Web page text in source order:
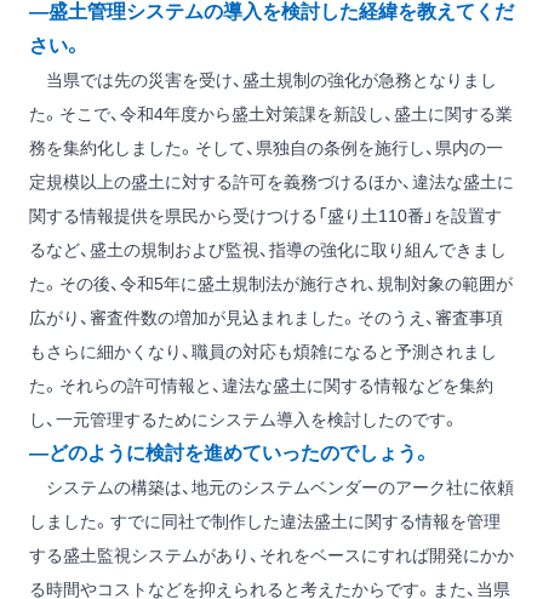
―盛土管理システムの導入を検討した経緯を教えてくだ
さい。
当県では先の災害を受け、盛土規制の強化が急務となりまし
た。そこで、令和4年度から盛土対策課を新設し、盛土に関する業
務を集約化しました。そして、県独自の条例を施行し、県内の一
定規模以上の盛土に対する許可を義務づけるほか、違法な盛土に
関する情報提供を県民から受けつける「盛り土110番」を設置す
るなど、盛土の規制および監視、指導の強化に取り組んできまし
た。その後、令和5年に盛土規制法が施行され、規制対象の範囲が
広がり、審査件数の増加が見込まれました。そのうえ、審査事項
もさらに細かくなり、職員の対応も煩雑になると予測されまし
た。それらの許可情報と、違法な盛土に関する情報などを集約
し、一元管理するためにシステム導入を検討したのです。
―どのように検討を進めていったのでしょう。
システムの構築は、地元のシステムベンダーのアーク社に依頼
しました。すでに同社で制作した違法盛土に関する情報を管理
する盛土監視システムがあり、それをベースにすれば開発にかか
る時間やコストなどを抑えられると考えたからです。また、当県